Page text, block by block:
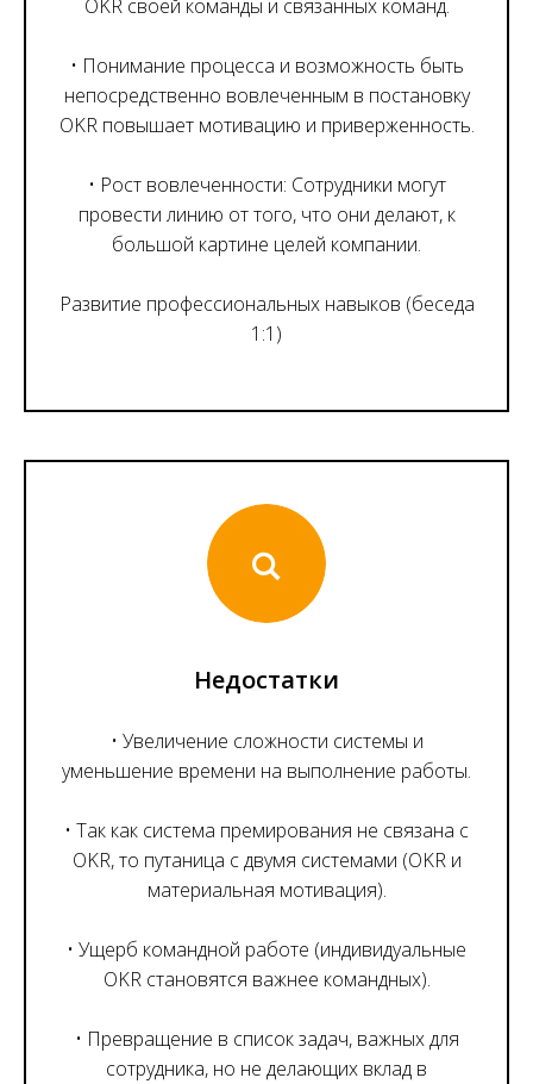
OKR своей команды и связанных команд.
• Понимание процесса и возможность быть
непосредственно вовлеченным в постановку
OKR повышает мотивацию и приверженность.
• Рост вовлеченности: Сотрудники могут
провести линию от того, что они делают, к
большой картине целей компании.
Развитие профессиональных навыков (беседа
1:1)
Недостатки
• Увеличение сложности системы и
уменьшение времени на выполнение работы.
• Так как система премирования не связана с
OKR, то путаница с двумя системами (OKR и
материальная мотивация).
• Ущерб командной работе (индивидуальные
OKR становятся важнее командных).
• Превращение в список задач, важных для
сотрудника, но не делающих вклад в